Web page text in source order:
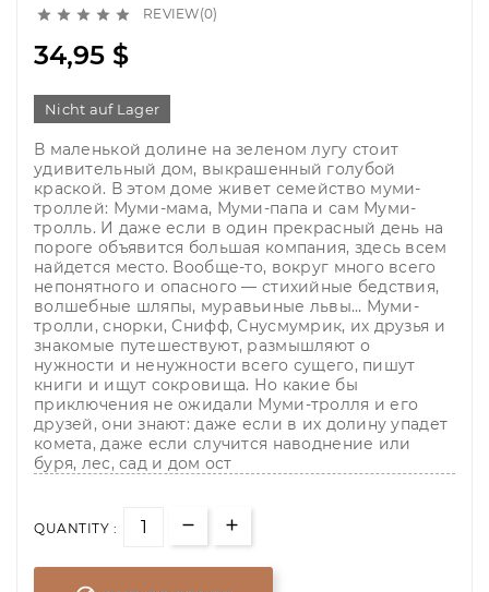
     REVIEW(0)
34,95 $
Nicht auf Lager
В маленькой долине на зеленом лугу стоит
удивительный дом, выкрашенный голубой
краской. В этом доме живет семейство муми-
троллей: Муми-мама, Муми-папа и сам Муми-
тролль. И даже если в один прекрасный день на
пороге объявится большая компания, здесь всем
найдется место. Вообще-то, вокруг много всего
непонятного и опасного — стихийные бедствия,
волшебные шляпы, муравьиные львы… Муми-
тролли, снорки, Снифф, Снусмумрик, их друзья и
знакомые путешествуют, размышляют о
нужности и ненужности всего сущего, пишут
книги и ищут сокровища. Но какие бы
приключения не ожидали Муми-тролля и его
друзей, они знают: даже если в их долину упадет
комета, даже если случится наводнение или
буря, лес, сад и дом ост
QUANTITY :